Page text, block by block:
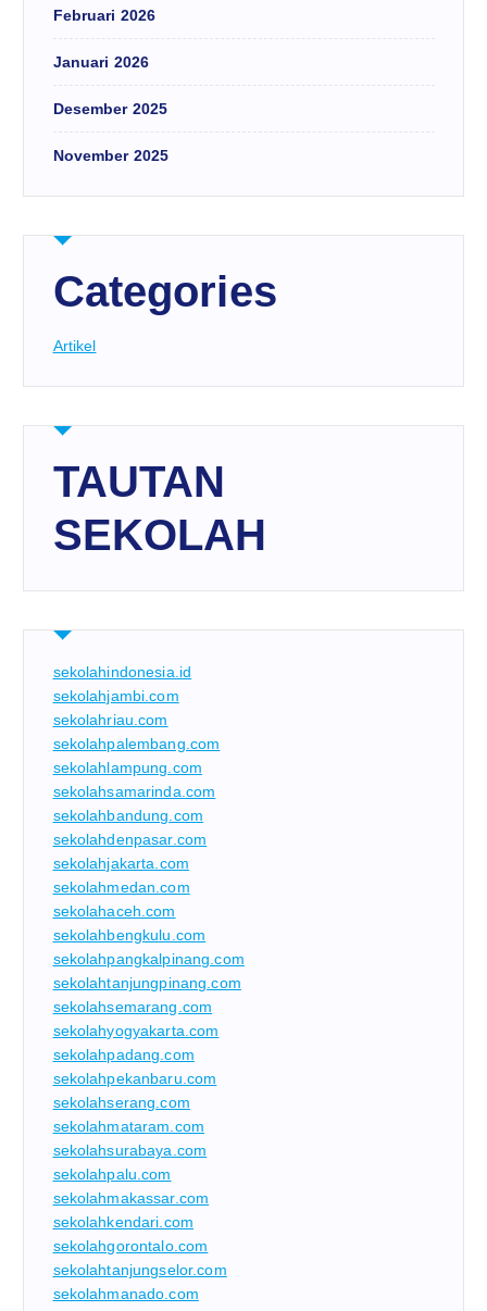
Februari 2026
Januari 2026
Desember 2025
November 2025
Categories
Artikel
TAUTAN
SEKOLAH
sekolahindonesia.id
sekolahjambi.com
sekolahriau.com
sekolahpalembang.com
sekolahlampung.com
sekolahsamarinda.com
sekolahbandung.com
sekolahdenpasar.com
sekolahjakarta.com
sekolahmedan.com
sekolahaceh.com
sekolahbengkulu.com
sekolahpangkalpinang.com
sekolahtanjungpinang.com
sekolahsemarang.com
sekolahyogyakarta.com
sekolahpadang.com
sekolahpekanbaru.com
sekolahserang.com
sekolahmataram.com
sekolahsurabaya.com
sekolahpalu.com
sekolahmakassar.com
sekolahkendari.com
sekolahgorontalo.com
sekolahtanjungselor.com
sekolahmanado.com